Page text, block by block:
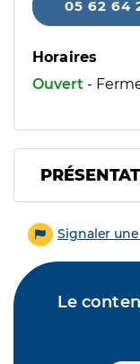
05 62 64
Horaires
Ouvert -
Signaler
Le